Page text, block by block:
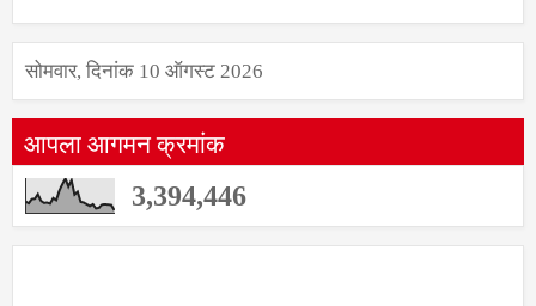
सोमवार, दिनांक 10 ऑगस्ट 2026
आपला आगमन क्रमांक
3,394,446